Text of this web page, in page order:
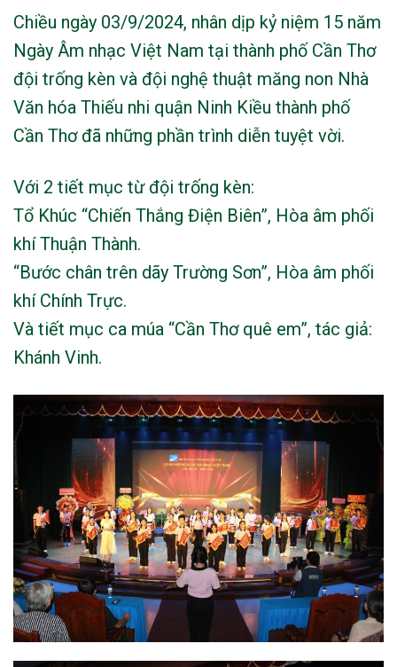
Chiều ngày 03/9/2024, nhân dịp kỷ niệm 15 năm
Ngày Âm nhạc Việt Nam tại thành phố Cần Thơ
đội trống kèn và đội nghệ thuật măng non Nhà
Văn hóa Thiếu nhi quận Ninh Kiều thành phố
Cần Thơ đã những phần trình diễn tuyệt vời.
Với 2 tiết mục từ đội trống kèn:
Tổ Khúc “Chiến Thắng Điện Biên”, Hòa âm phối
khí Thuận Thành.
“Bước chân trên dãy Trường Sơn”, Hòa âm phối
khí Chính Trực.
Và tiết mục ca múa “Cần Thơ quê em”, tác giả:
Khánh Vinh.